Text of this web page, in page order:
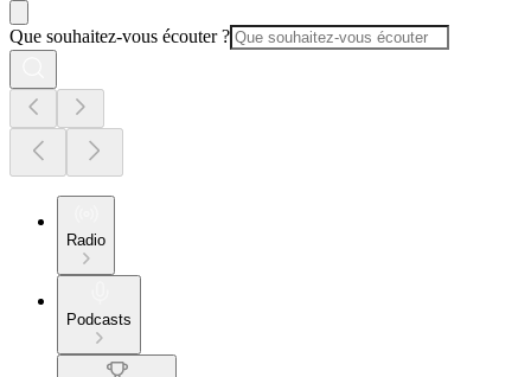
Que souhaitez-vous écouter ?
Radio
Podcasts